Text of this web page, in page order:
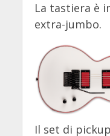
La tastiera è
extra-jumbo.
Il set di